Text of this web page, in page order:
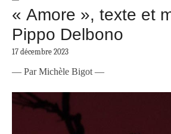
« Amore », texte et
Pippo Delbono
17 décembre 2023
— Par Michèle Bigot —